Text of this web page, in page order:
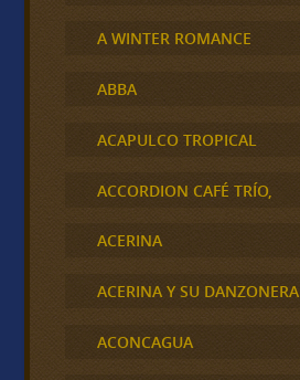
A WINTER ROMANCE
ABBA
ACAPULCO TROPICAL
ACCORDION CAFÉ TRÍO,
ACERINA
ACERINA Y SU DANZONERA
ACONCAGUA